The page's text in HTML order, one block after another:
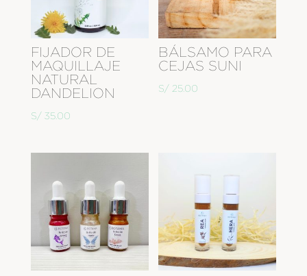
FIJADOR DE
MAQUILLAJE
NATURAL
DANDELION
S/35.00
BÁLSAMO PARA
CEJAS SUNI
S/ 25.00